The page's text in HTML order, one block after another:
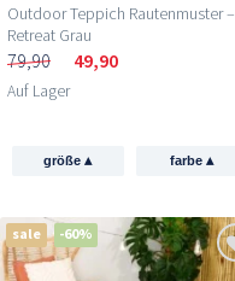
Outdoor Teppich Rautenmuster –
Retreat Grau
79,90 49,90
Auf Lager
größe▴ farbe ▴
sale -60%